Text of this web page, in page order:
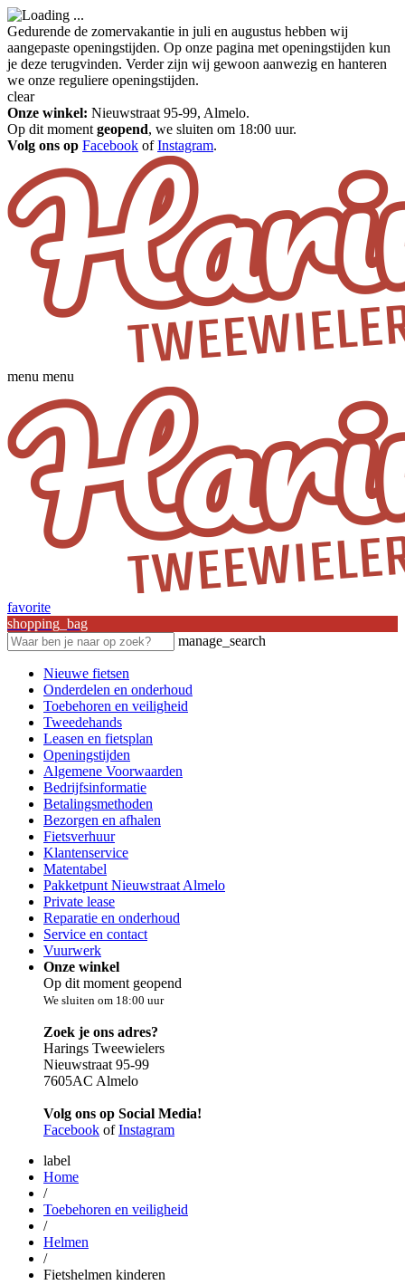
Gedurende de zomervakantie in juli en augustus hebben wij
aangepaste openingstijden. Op onze pagina met openingstijden kun
je deze terugvinden. Verder zijn wij gewoon aanwezig en hanteren
we onze reguliere openingstijden.
clear
Onze winkel: Nieuwstraat 95-99, Almelo.
Op dit moment geopend, we sluiten om 18:00 uur.
Volg ons op Facebook ofInstagram.
menu menu
favorite
shopping_bag
manage_search
Nieuwe fietsen
Onderdelen en onderhoud
Toebehoren en veiligheid
Tweedehands
Leasen en fietsplan
Openingstijden
Algemene Voorwaarden
Bedrijfsinformatie
Betalingsmethoden
Bezorgen en afhalen
Fietsverhuur
Klantenservice
Matentabel
Pakketpunt Nieuwstraat Almelo
Private lease
Reparatie en onderhoud
Service en contact
Vuurwerk
Onze winkel
Op dit moment geopend
We sluiten om 18:00 uur
Zoek je ons adres?
Harings Tweewielers
Nieuwstraat 95-99
7605AC Almelo
Volg ons op Social Media!
Facebook ofInstagram
label
Home
/
Toebehoren en veiligheid
/
Helmen
/
Fietshelmen kinderen